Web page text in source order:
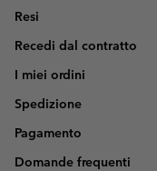
Resi
Recedi dal contratto
I miei ordini
Spedizione
Pagamento
Domande frequenti